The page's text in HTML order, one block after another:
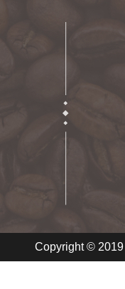
Copyright ©